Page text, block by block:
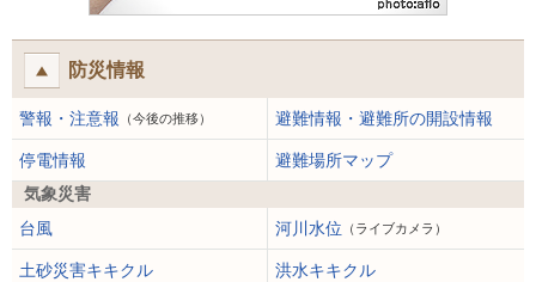
防災情報
警報・注意報 （今後の推移） 避難情報・避難所の開設情報
停電情報
避難場所マップ
気象災害
台風
河川水位 （ライブカメラ）
土砂災害キキクル
洪水キキクル